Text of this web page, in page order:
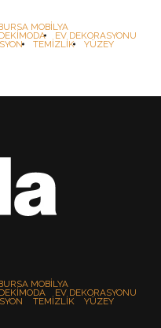
MOBILYA
EV DEKORASYONU
TEMIZLIK YÜZEY
MOBILYA
EV DEKORASYONU
TEMIZLIK YÜZEY